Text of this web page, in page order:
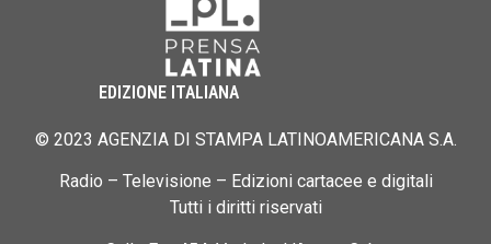
EDIZIONE ITALIANA
© 2023 AGENZIA DI STAMPA LATINOAMERICANA S.A.
Radio – Televisione – Edizioni cartacee e digitali
Tutti i diritti riservati